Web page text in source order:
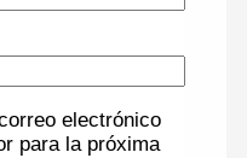
electrónico
para la próxima